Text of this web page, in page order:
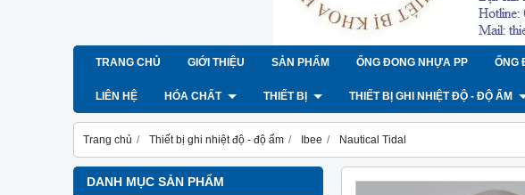
TRANG CHỦ GIỚI THIỆU SẢN PHẨM ỐNG ĐONG NHỰA PP ỐNG
LIÊN HỆ HÓA CHẤT THIẾT BỊ THIẾT BỊ GHI NHIỆT ĐỘ - ĐỘ ẨM
Trang chủ Thiết bị ghi nhiệt độ - độ ẩm Ibee Nautical Tidal
DANH MỤC SẢN PHẨM